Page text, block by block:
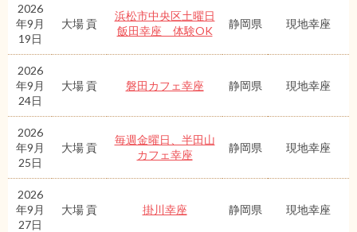
2026
年9月
19日
大場 貢
浜松市中央区土曜日
飯田幸座 体験OK
静岡県 現地幸座
2026
年9月
24日
大場 貢 磐田カフェ幸座 静岡県 現地幸座
2026
年9月
25日
大場 貢
毎週金曜日、半田山
カフェ幸座
静岡県 現地幸座
2026
年9月
27日
大場 貢 掛川幸座 静岡県 現地幸座